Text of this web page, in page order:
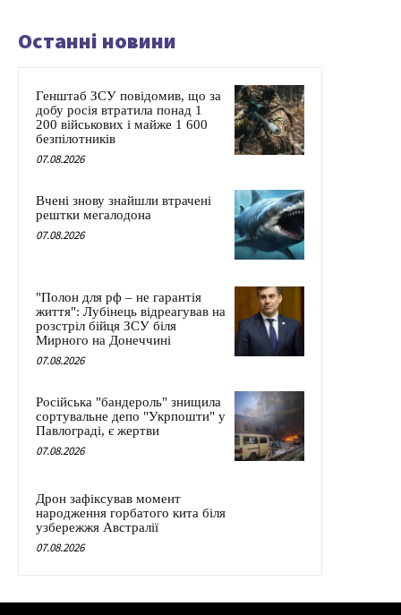
Останні новини
Генштаб ЗСУ повідомив, що за
добу росія втратила понад 1
200 військових і майже 1 600
безпілотників
07.08.2026
Вчені знову знайшли втрачені
рештки мегалодона
07.08.2026
"Полон для рф – не гарантія
життя": Лубінець відреагував на
розстріл бійця ЗСУ біля
Мирного на Донеччині
07.08.2026
Російська "бандероль" знищила
сортувальне депо "Укрпошти" у
Павлограді, є жертви
07.08.2026
Дрон зафіксував момент
народження горбатого кита біля
узбережжя Австралії
07.08.2026